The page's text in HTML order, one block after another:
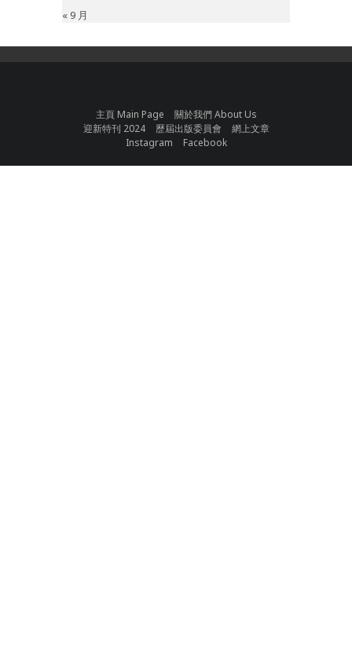
« 9 月
主頁 Main Page
關於我們 About Us
迎新特刊 2024
歷屆出版委員會
網上文章
Instagram
Facebook